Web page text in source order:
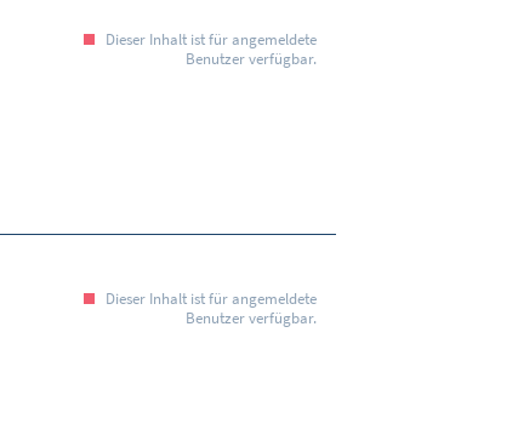
Dieser Inhalt ist für angemeldete
Benutzer verfügbar.
Dieser Inhalt ist für angemeldete
Benutzer verfügbar.